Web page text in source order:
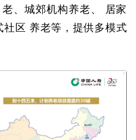
、城郊机构养老、 居家
区 养老等，提供多模式